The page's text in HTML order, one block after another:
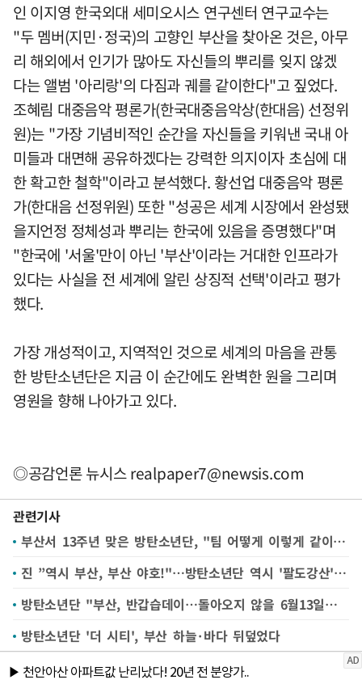
인 이지영 한국외대 세미오시스 연구센터 연구교수는
"두 멤버(지민·정국)의 고향인 부산을 찾아온 것은, 아무
리 해외에서 인기가 많아도 자신들의 뿌리를 잊지 않겠
다는 앨범 '아리랑'의 다짐과 궤를 같이한다"고 짚었다.
조혜림 대중음악 평론가(한국대중음악상(한대음) 선정위
원)는 "가장 기념비적인 순간을 자신들을 키워낸 국내 아
미들과 대면해 공유하겠다는 강력한 의지이자 초심에 대
한 확고한 철학"이라고 분석했다. 황선업 대중음악 평론
가(한대음 선정위원) 또한 "성공은 세계 시장에서 완성됐
을지언정 정체성과 뿌리는 한국에 있음을 증명했다"며
"한국에 '서울'만이 아닌 '부산'이라는 거대한 인프라가
있다는 사실을 전 세계에 알린 상징적 선택'이라고 평가
했다.
가장 개성적이고, 지역적인 것으로 세계의 마음을 관통
한 방탄소년단은 지금 이 순간에도 완벽한 원을 그리며
영원을 향해 나아가고 있다.
◎공감언론 뉴시스realpaper7@newsis.com
관련기사
부산서 13주년 맞은 방탄소년단, "팀 어떻게 이렇게 같이 오래 하냐"에 답하다
진 ”역시 부산, 부산 야호!"…방탄소년단 역시 '팔도강산' 대표주자
방탄소년단 "부산, 반갑습데이…돌아오지 않을 6월13일에 13주년"
방탄소년단 '더 시티', 부산 하늘·바다 뒤덮었다